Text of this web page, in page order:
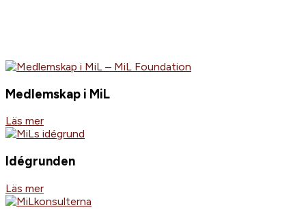
Medlemskap i MiL
Läs mer
Idégrunden
Läs mer